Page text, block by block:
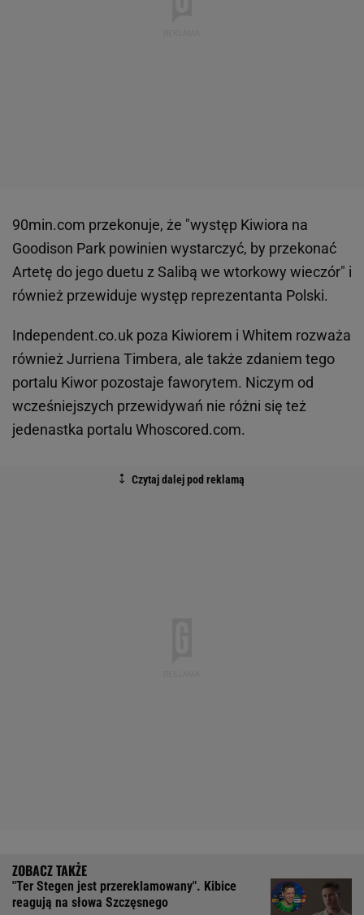
90min.com przekonuje, że "występ Kiwiora na
Goodison Park powinien wystarczyć, by przekonać
Artetę do jego duetu z Salibą we wtorkowy wieczór" i
również przewiduje występ reprezentanta Polski.
Independent.co.uk poza Kiwiorem i Whitem rozważa
również Jurriena Timbera, ale także zdaniem tego
portalu Kiwor pozostaje faworytem. Niczym od
wcześniejszych przewidywań nie różni się też
jedenastka portalu Whoscored.com.
"Ter Stegen jest przereklamowany". Kibice
reagują na słowa Szczęsnego